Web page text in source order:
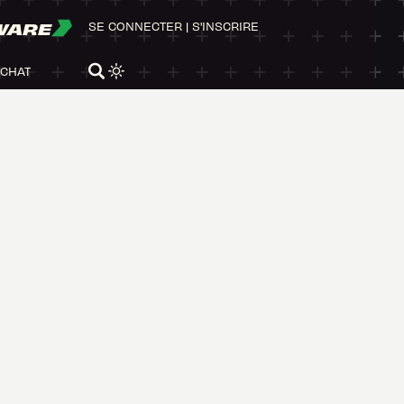
SE CONNECTER | S'INSCRIRE